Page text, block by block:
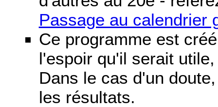
Passage au calendrier
Ce programme est
l'espoir qu'il serait
Dans le cas d'un
les résultats.